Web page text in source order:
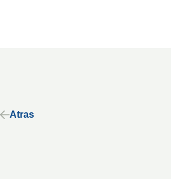
Atras